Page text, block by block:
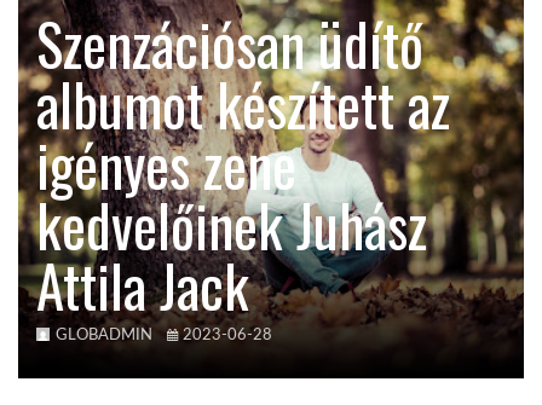
LATIN-AMERIKA
KÖZEL-KELET
AUSZTRÁLIA
A VILÁG ITTHON
Szenzációsan üdítő
albumot készített az
igényes zene
kedvelőinek Juhász
Attila Jack
GLOBADMIN 2023-06-28